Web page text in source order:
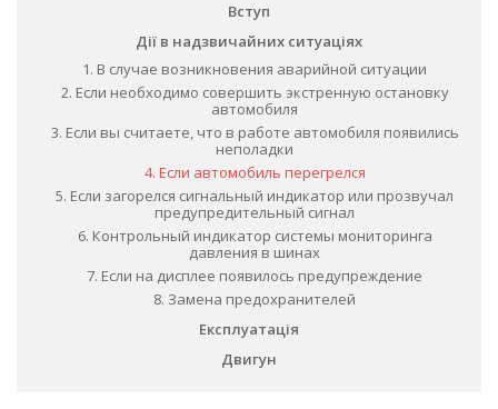
Вступ
Дії в надзвичайних ситуаціях
1. В случае возникновения аварийной ситуации
2. Если необходимо совершить экстренную остановку
автомобиля
3. Если вы считаете, что в работе автомобиля появились
неполадки
4. Если автомобиль перегрелся
5. Если загорелся сигнальный индикатор или прозвучал
предупредительный сигнал
6. Контрольный индикатор системы мониторинга
давления в шинах
7. Если на дисплее появилось предупреждение
8. Замена предохранителей
Експлуатація
Двигун